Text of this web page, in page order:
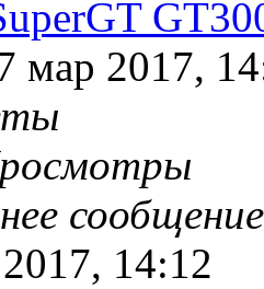
мар 2017,
14:12